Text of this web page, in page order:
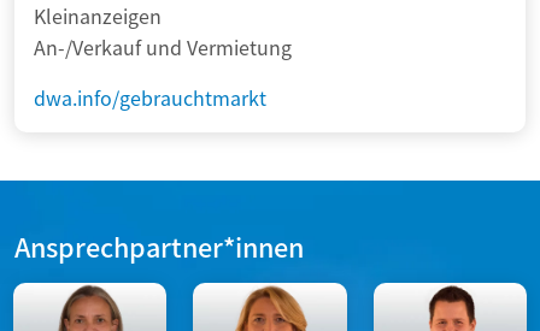
Kleinanzeigen
An-/Verkauf und Vermietung
dwa.info/gebrauchtmarkt
Ansprechpartner*innen